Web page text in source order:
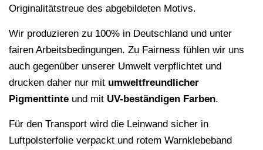
Originalitätstreue des abgebildeten Motivs.
Wir produzieren zu 100% in Deutschland und unter
fairen Arbeitsbedingungen. Zu Fairness fühlen wir uns
auch gegenüber unserer Umwelt verpflichtet und
drucken daher nur mit umweltfreundlicher
Pigmenttinte und mit UV-beständigen Farben.
Für den Transport wird die Leinwand sicher in
Luftpolsterfolie verpackt und rotem Warnklebeband